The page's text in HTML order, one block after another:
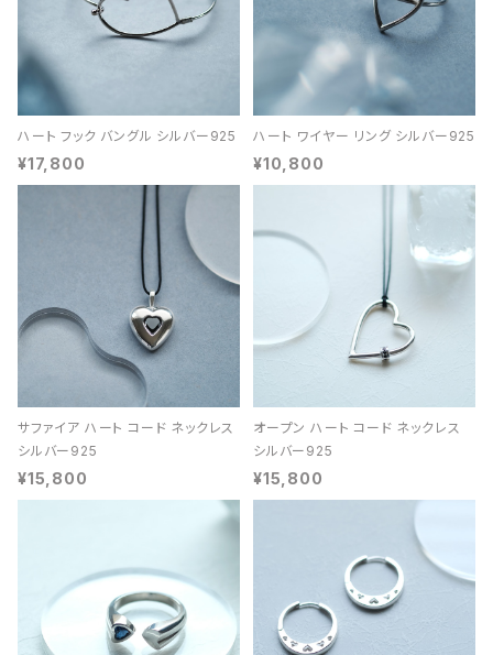
ハート フック バングル シルバー925
¥17,800
ハート ワイヤー リング シルバー925
¥10,800
サファイア ハート コード ネックレス
シルバー925
¥15,800
オープン ハート コード ネックレス
シルバー925
¥15,800